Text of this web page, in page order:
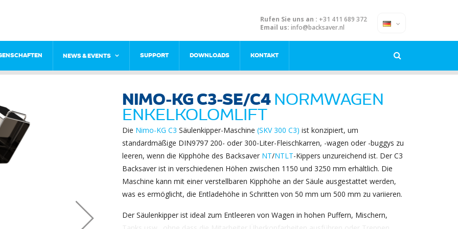
Rufen Sie uns an : +31 411 689 372
Email us: info@backsaver.nl
NEWS & EVENTS SUPPORT DOWNLOADS KONTAKT
NIMO-KG C3-SE/C4 NORMWAGEN
ENKELKOLOMLIFT
Die Nimo-KG C3 Säulenkipper-Maschine (SKV 300 C3) ist konzipiert, um
standardmäßige DIN9797 200- oder 300-Liter-Fleischkarren, -wagen oder -buggys zu
leeren, wenn die Kipphöhe des Backsaver NT/NTLT-Kippers unzureichend ist. Der C3
Backsaver ist in verschiedenen Höhen zwischen 1150 und 3250 mm erhältlich. Die
Maschine kann mit einer verstellbaren Kipphöhe an der Säule ausgestattet werden,
was es ermöglicht, die Entladehöhe in Schritten von 50 mm um 500 mm zu variieren.
Der Säulenkipper ist ideal zum Entleeren von Wagen in hohen Puffern, Mischern,